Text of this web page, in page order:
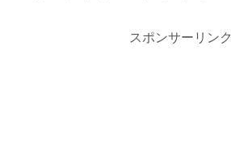
スポンサーリンク